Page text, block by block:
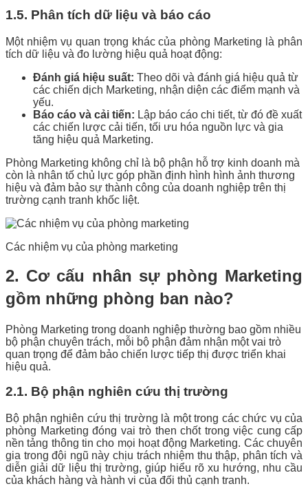
1.5. Phân tích dữ liệu và báo cáo
Một nhiệm vụ quan trọng khác của phòng Marketing là phân
tích dữ liệu và đo lường hiệu quả hoạt động:
Đánh giá hiệu suất: Theo dõi và đánh giá hiệu quả từ
các chiến dịch Marketing, nhận diện các điểm mạnh và
yếu.
Báo cáo và cải tiến: Lập báo cáo chi tiết, từ đó đề xuất
các chiến lược cải tiến, tối ưu hóa nguồn lực và gia
tăng hiệu quả Marketing.
Phòng Marketing không chỉ là bộ phận hỗ trợ kinh doanh mà
còn là nhân tố chủ lực góp phần định hình hình ảnh thương
hiệu và đảm bảo sự thành công của doanh nghiệp trên thị
trường cạnh tranh khốc liệt.
Các nhiệm vụ của phòng marketing
2. Cơ cấu nhân sự phòng Marketing
gồm những phòng ban nào?
Phòng Marketing trong doanh nghiệp thường bao gồm nhiều
bộ phận chuyên trách, mỗi bộ phận đảm nhận một vai trò
quan trọng để đảm bảo chiến lược tiếp thị được triển khai
hiệu quả.
2.1. Bộ phận nghiên cứu thị trường
Bộ phận nghiên cứu thị trường là một trong các chức vụ của
phòng Marketing đóng vai trò then chốt trong việc cung cấp
nền tảng thông tin cho mọi hoạt động Marketing. Các chuyên
gia trong đội ngũ này chịu trách nhiệm thu thập, phân tích và
diễn giải dữ liệu thị trường, giúp hiểu rõ xu hướng, nhu cầu
của khách hàng và hành vi của đối thủ cạnh tranh.